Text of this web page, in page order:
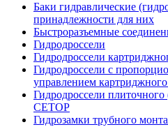
Баки гидравлические
принадлежности для них
Быстроразъемные
Гидродроссели
Гидродроссели
Гидродроссели с
управлением
Гидродроссели
CETOP
Гидрозамки трубного